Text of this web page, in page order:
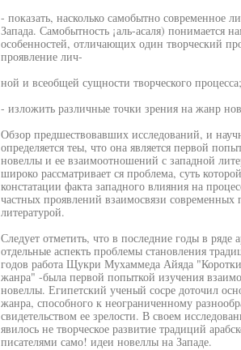
- показать, насколько самобытно современное
Запада. Самобытность ¡аль-асаля) понимается
особенностей, отличающих один творческий
проявление лич-
ной и всеобщей сущности творческого процесса;
- изложить различные точки зрения на жанр
Обзор предшествовавших исследований, и
определяется теы, что она является первой
новеллы и ее взаимоотношений с западной
широко рассматривает ся проблема, суть
констатации факта западного влияния на
частных проявлений взаимосвязи современных
литературой.
Следует отметить, что в последние годы в ряде
отдельные аспекть проблемы становления
годов работа Щукри Мухаммеда Айяда
жанра" -была первой попыткой изучения
новеллы. Египетский ученый сосре доточил
жанра, способного к неограниченному
свидетельством ее зрелости. В своем
явилось не творческое развитие традиций
писателями само! идеи новеллы на Западе.